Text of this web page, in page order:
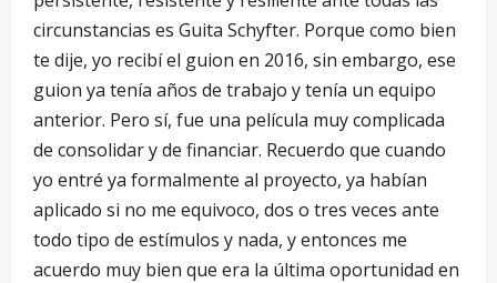
circunstancias es Guita Schyfter. Porque como bien
te dije, yo recibí el guion en 2016, sin embargo, ese
guion ya tenía años de trabajo y tenía un equipo
anterior. Pero sí, fue una película muy complicada
de consolidar y de financiar. Recuerdo que cuando
yo entré ya formalmente al proyecto, ya habían
aplicado si no me equivoco, dos o tres veces ante
todo tipo de estímulos y nada, y entonces me
acuerdo muy bien que era la última oportunidad en